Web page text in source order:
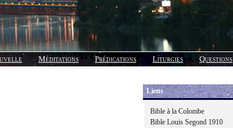
Méditations Prédications Liturgies
Questions
Liens
Bible à la Colombe
Bible Louis Segond 1910